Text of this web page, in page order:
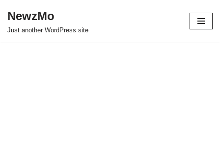
Skip
NewzMo
Just another WordPress site